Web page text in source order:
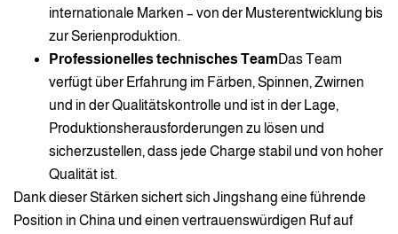
internationale Marken – von der Musterentwicklung bis
zur Serienproduktion.
Professionelles technisches TeamDas Team
verfügt über Erfahrung im Färben, Spinnen, Zwirnen
und in der Qualitätskontrolle und ist in der Lage,
Produktionsherausforderungen zu lösen und
sicherzustellen, dass jede Charge stabil und von hoher
Qualität ist.
Dank dieser Stärken sichert sich Jingshang eine führende
Position in China und einen vertrauenswürdigen Ruf auf